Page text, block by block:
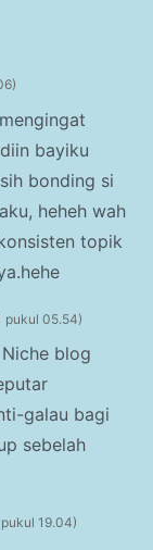
bayiku
bonding si
heheh wah
topik
pukul 05.54
blog
galau bagi
sebelah
19.04